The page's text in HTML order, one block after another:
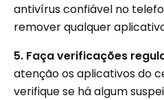
antivírus confiável no
remover qualquer
5. Faça verificações
atenção os aplicativos do
verifique se há algum